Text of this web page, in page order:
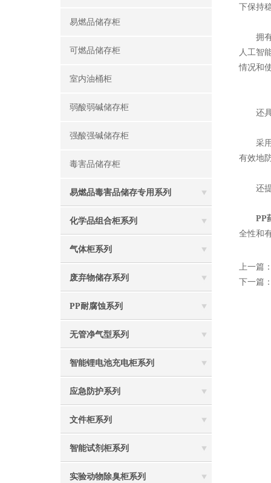
易燃品储存柜
可燃品储存柜
室内油桶柜
弱酸弱碱储存柜
强酸强碱储存柜
毒害品储存柜
易燃品毒害品储存专用系列
化学品组合柜系列
气体柜系列
废弃物储存系列
PP耐腐蚀系列
无管净气型系列
智能锂电池充电柜系列
应急防护系列
文件柜系列
智能试剂柜系列
实验动物除臭柜系列
下保持
拥有
人工智
情况和
还具
采用
有效地
还提
PP
全性和
上一篇
下一篇